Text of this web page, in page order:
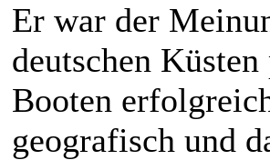
Er war der
deutschen
Booten
geografisch und